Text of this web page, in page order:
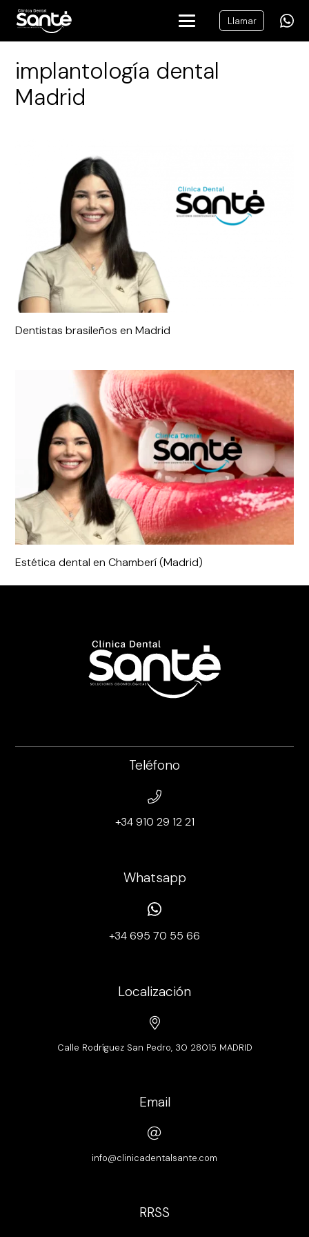
Llamar
implantología dental
Madrid
Dentistas brasileños en Madrid
Estética dental en Chamberí (Madrid)
Teléfono
+34 910 29 12 21
Whatsapp
+34 695 70 55 66
Localización
Calle Rodríguez San Pedro, 30 28015 MADRID
Email
info@clinicadentalsante.com
RRSS